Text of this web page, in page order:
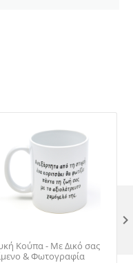
Κούπα - Με Δικό σας
& Φωτογραφία
